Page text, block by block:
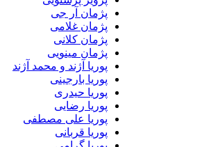
پژمان آر جی
پژمان غلامی
پژمان کلانی
پژمان مینویی
پوریا آژند و محمد آژند
پوریا بارجینی
پوریا حیدری
پوریا رضایی
پوریا علی مصطفی
پوریا قربانی